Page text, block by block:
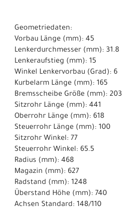
Geometriedaten:
Vorbau Länge (mm): 45
Lenkerdurchmesser (mm): 31.8
Lenkeraufstieg (mm): 15
Winkel Lenkervorbau (Grad): 6
Kurbelarm Länge (mm): 165
Bremsscheibe Größe (mm): 203
Sitzrohr Länge (mm): 441
Oberrohr Länge (mm): 618
Steuerrohr Länge (mm): 100
Sitzrohr Winkel: 77
Steuerrohr Winkel: 65.5
Radius (mm): 468
Magazin (mm): 627
Radstand (mm): 1248
Überstand Höhe (mm): 740
Achsen Standard: 148/110